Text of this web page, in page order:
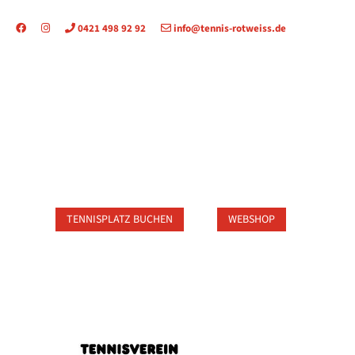
0421 498 92 92 info@tennis-rotweiss.de
TENNISPLATZ BUCHEN WEBSHOP